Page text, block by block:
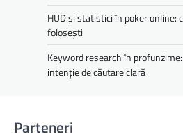
HUD și statistici în poker online:
folosești
Keyword research în
intenție de căutare clară
Parteneri